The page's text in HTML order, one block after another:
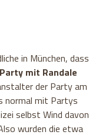
in München, dass
Party mit Randale
der Party am
normal mit Partys
selbst Wind davon
wurden die etwa